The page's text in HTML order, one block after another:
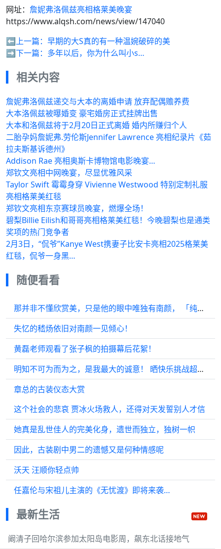
网址： 詹妮弗洛佩兹亮相格莱美晚宴
https://www.alqsh.com/news/view/147040
⬅️上一篇： 早期的大S真的有一种温婉破碎的美
➡️下一篇： 多年以后，你为什么叫小s…
相关内容
詹妮弗洛佩兹递交与大本的离婚申请 放弃配偶赡养费
大本洛佩兹被曝婚变 豪宅婚房正式挂牌出售
大本和洛佩兹将于2月20日正式离婚 婚内所赚归个人
二胎孕妈詹妮弗.劳伦斯Jennifer Lawrence 亮相纪录片《茹
拉夫斯基诉德州》
Addison Rae 亮相奥斯卡博物馆电影晚宴…
郑钦文亮相中网晚宴，尽显优雅风采
Taylor Swift 霉霉身穿 Vivienne Westwood 特别定制礼服
亮相格莱美红毯
郑钦文亮相东京赛球员晚宴，燃爆全场！
碧梨Billie Eilish和哥哥亮相格莱美红毯！今晚碧梨也是通类
奖项的热门竞争者
2月3日，“侃爷”Kanye West携妻子比安卡亮相2025格莱美
红毯，侃爷一身黑…
随便看看
那并非不懂欣赏美，只是他的眼中唯独有南颜， 「纯爱狗狗凝视?」
失忆的嵇炀依旧对南颜一见倾心！
黄磊老师观看了张子枫的拍摄幕后花絮！
明知不可为而为之，是我最大的诚意！ 晒快乐挑战超级红人节
章总的古装仪态大赏
这个社会的悲哀 贾冰火场救人，还得对天发誓别人才信
她真是乱世佳人的完美化身，遗世而独立，独树一帜
因此，古装剧中男二的遗憾又是何种情感呢
沃天 汪顺你轻点帅
任嘉伦与宋祖儿主演的《无忧渡》即将来袭…
最新生活
阚清子回哈尔滨参加太阳岛电影周，飙东北话接地气